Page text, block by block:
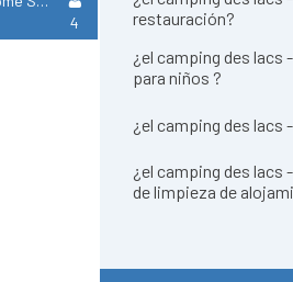
4
restauración?
¿el camping des
para niños ?
¿el camping des lacs
¿el camping des lacs
de limpieza de